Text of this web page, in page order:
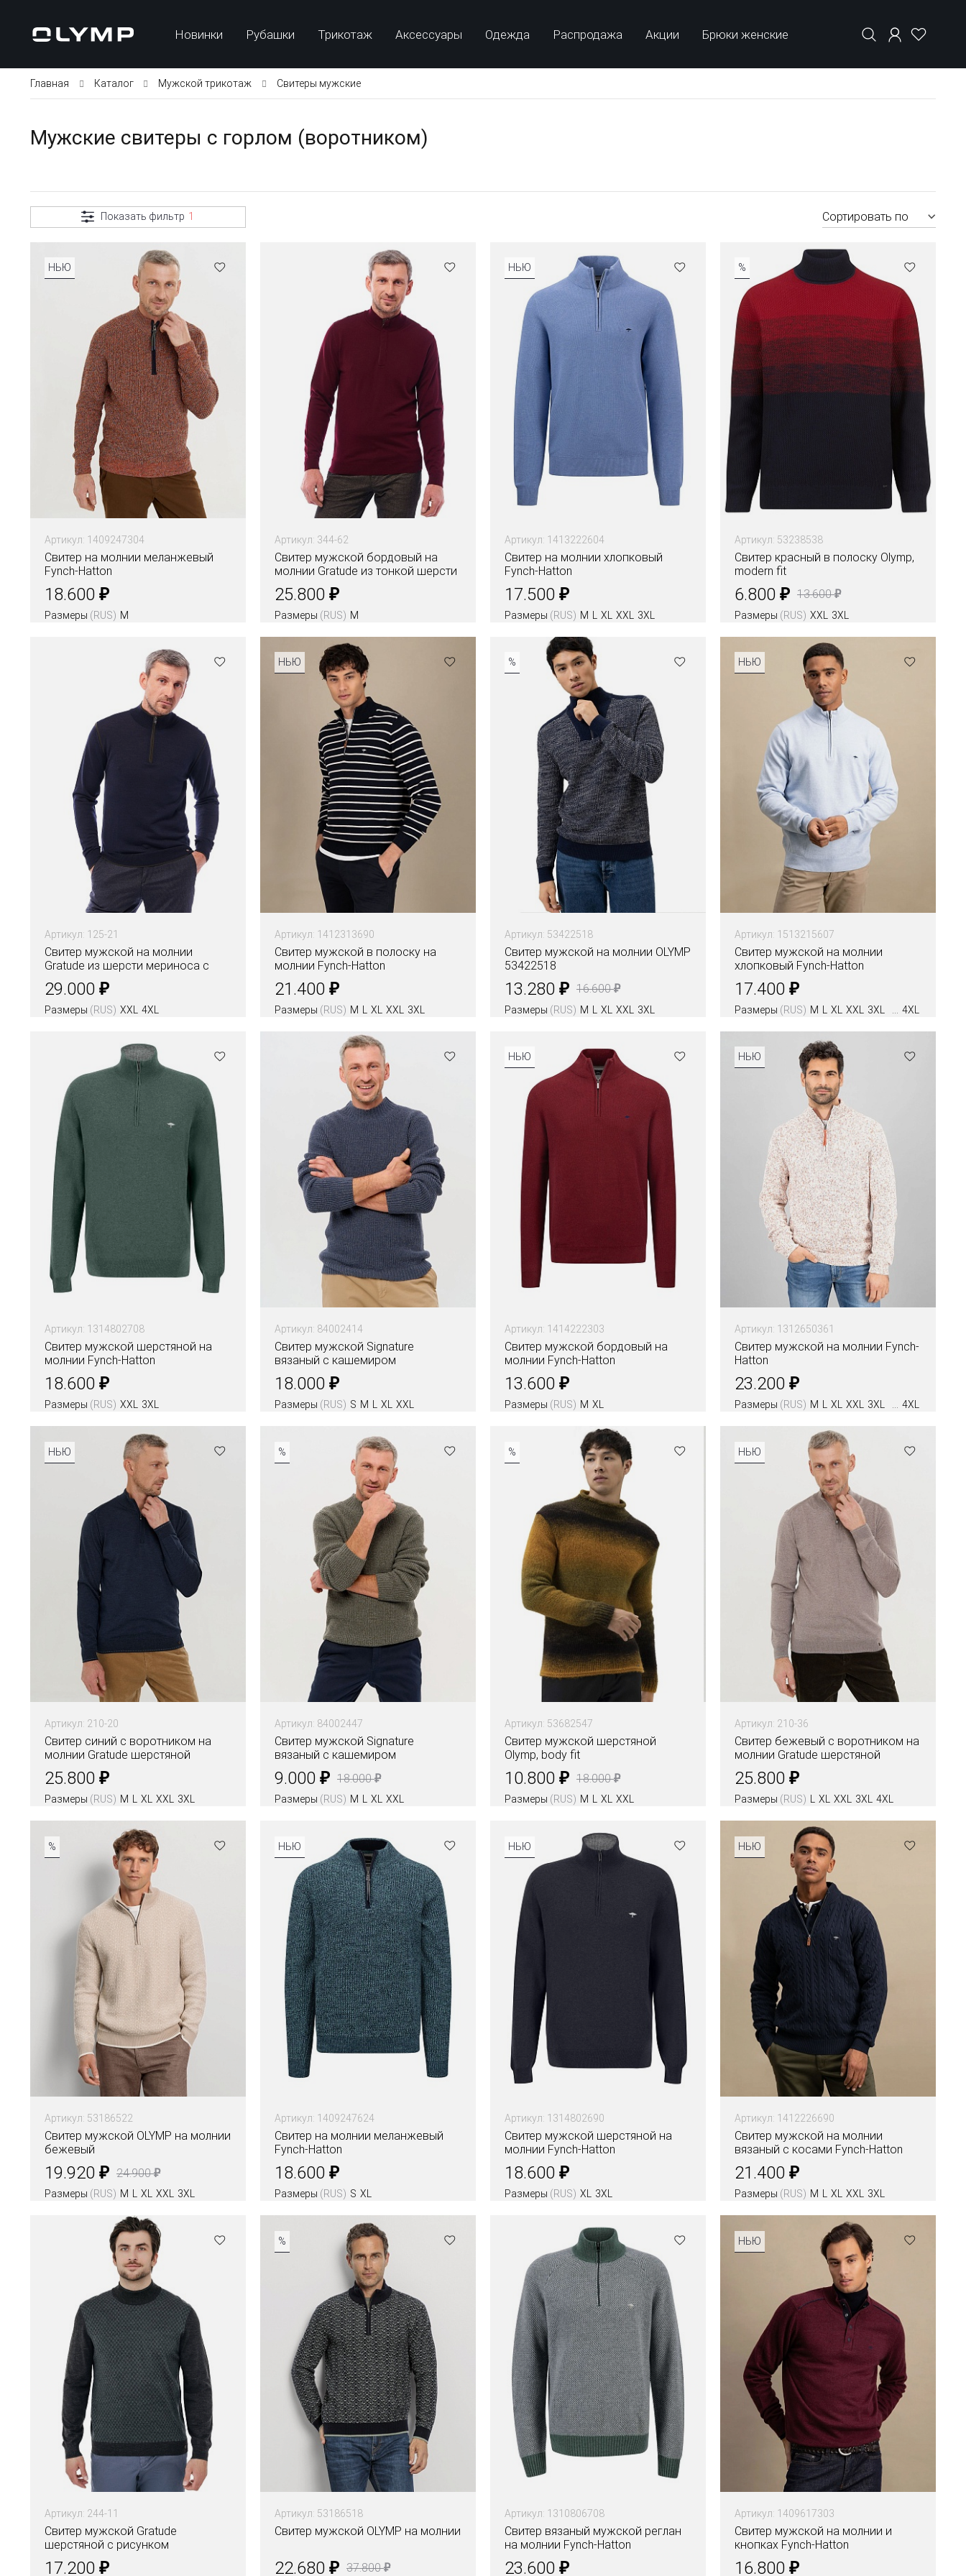
Новинки Рубашки Трикотаж Аксессуары Одежда Распродажа Акции Брюки женские
Главная Каталог Мужской трикотаж Свитеры мужские
Мужские свитеры с горлом (воротником)
Показать фильтр 1 Сортировать по
НЬЮ
Артикул: 1409247304
Свитер на молнии меланжевый
Fynch-Hatton
18.600 ₽
Размеры (RUS) M
Артикул: 344-62
Свитер мужской бордовый на
молнии Gratude из тонкой шерсти
25.800 ₽
Размеры (RUS) M
Цвета
НЬЮ
Артикул: 1413222604
Свитер на молнии хлопковый
Fynch-Hatton
17.500 ₽
Размеры (RUS) M XL XXL 3XL
%
Артикул: 53238538
Свитер красный в полоску Olymp,
modern fit
6.800 ₽ 13.600₽
Размеры (RUS) XXL 3XL
Артикул: 125-21
Свитер мужской на молнии
Gratude из шерсти мериноса с
шёлком
29.000 ₽
Размеры (RUS) XXL 4XL
НЬЮ
Артикул: 1412313690
Свитер мужской в полоску на
молнии Fynch-Hatton
21.400 ₽
Размеры (RUS) M XL XXL 3XL
%
Артикул: 53422518
Свитер мужской на молнии OLYMP
53422518
13.280 ₽ 16.600₽
Размеры (RUS) M XL XXL 3XL
НЬЮ
Артикул: 1513215607
Свитер мужской на молнии
хлопковый Fynch-Hatton
17.400 ₽
Размеры (RUS) M XL XXL 3XL 4XL
Артикул: 1314802708
Свитер мужской шерстяной на
молнии Fynch-Hatton
18.600 ₽
Размеры (RUS) XXL
3XL
Цвета
Артикул: 84002414
Свитер мужской Signature
вязаный с кашемиром
18.000 ₽
Размеры (RUS) S M XL
XXL
НЬЮ
Артикул: 1414222303
Свитер мужской бордовый на
молнии Fynch-Hatton
13.600 ₽
Размеры (RUS) M XL
НЬЮ
Артикул: 1312650361
Свитер мужской на молнии Fynch-
Hatton
23.200 ₽
Размеры (RUS) M XL XXL 3XL 4XL
НЬЮ
Артикул: 210-20
Свитер синий с воротником на
молнии Gratude шерстяной
25.800 ₽
Размеры (RUS) M L XL XXL 3XL
Цвета
%
Артикул: 84002447
Свитер мужской Signature
вязаный с кашемиром
9.000 ₽ 18.000₽
Размеры (RUS) M L XL XXL
%
Артикул: 53682547
Свитер мужской шерстяной
Olymp, body fit
10.800 ₽ 18.000₽
Размеры (RUS) M L XL XXL
НЬЮ
Артикул: 210-36
Свитер бежевый с воротником на
молнии Gratude шерстяной
25.800 ₽
Размеры (RUS) L XL XXL 3XL 4XL
Цвета
%
Артикул: 53186522
Свитер мужской OLYMP на молнии
бежевый
19.920 ₽ 24.900₽
Размеры (RUS) M L XL XXL 3XL
НЬЮ
Артикул: 1409247624
Свитер на молнии меланжевый
Fynch-Hatton
18.600 ₽
Размеры (RUS) S XL
Цвета
НЬЮ
Артикул: 1314802690
Свитер мужской шерстяной на
молнии Fynch-Hatton
18.600 ₽
Размеры (RUS) XL 3XL
НЬЮ
Артикул: 1412226690
Свитер мужской на молнии
вязаный с косами Fynch-Hatton
21.400 ₽
Размеры (RUS) M L XL XXL 3XL
Артикул: 244-11
Свитер мужской Gratude
шерстяной с рисунком
17.200 ₽
%
Артикул: 53186518
Свитер мужской OLYMP на молнии
22.680 ₽ 37.800₽
Артикул: 1310806708
Свитер вязаный мужской реглан
на молнии Fynch-Hatton
23.600 ₽
НЬЮ
Артикул: 1409617303
Свитер мужской на молнии и
кнопках Fynch-Hatton
16.800 ₽